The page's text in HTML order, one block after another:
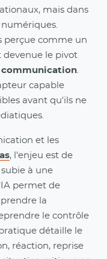
mais dans
perçue comme un
le pivot
communication
capable
avant qu'ils ne
et les
, l'enjeu est de
à une
permet de
la
le contrôle
détaille le
réaction, reprise